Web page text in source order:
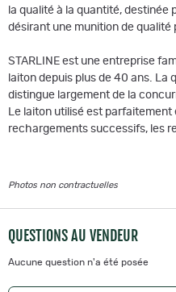
la qualité à la quantité,
désirant une munition de qualité
STARLINE est une entreprise
laiton depuis plus de 40 ans. La
distingue largement de la
Le laiton utilisé est
rechargements successifs, les
Photos non contractuelles
QUESTIONS AU VENDEUR
Aucune question n'a été posée